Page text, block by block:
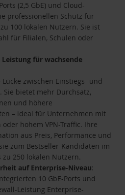
(2,5 GbE) und Cloud-
professionellen Schutz für
100 lokalen Nutzern. Sie ist
für Filialen, Schulen oder
Leistung für wachsende
zwischen Einstiegs- und
Sie bietet mehr Durchsatz,
und höhere
– ideal für Unternehmen mit
hohem VPN-Traffic. Ihre
aus Preis, Performance und
zum Bestseller-Kandidaten im
250 lokalen Nutzern.
auf Enterprise-Niveau:
10 GbE-Ports und
Leistung Enterprise-